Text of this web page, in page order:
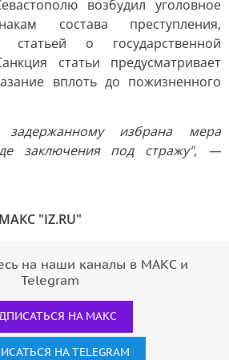
возбудил уголовное
состава преступления,
статьей о государственной
статьи предусматривает
вплоть до пожизненного
избрана мера
заключения под стражу", —
"IZ.RU"
на наши каналы в МАКС и
Telegram
НА МАКС
НА TELEGRAM